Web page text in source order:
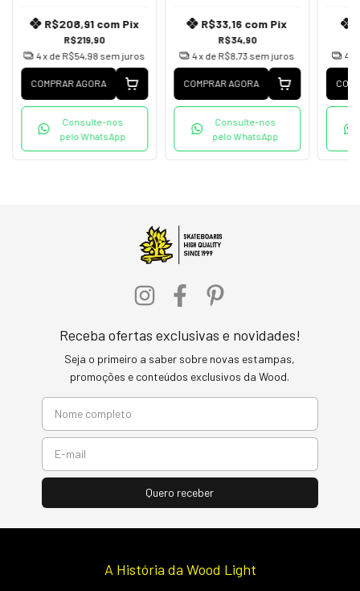
R$219,90
R$208,91 com Pix
4x de R$54,98 sem juros
COMPRAR AGORA
Consulte-nos
pelo WhatsApp
R$34,90
R$33,16 com Pix
4x de R$8,73 sem juros
COMPRAR AGORA
Consulte-nos
pelo WhatsApp
4
Receba ofertas exclusivas e novidades!
Seja o primeiro a saber sobre novas estampas,
promoções e conteúdos exclusivos da Wood.
A História da Wood Light